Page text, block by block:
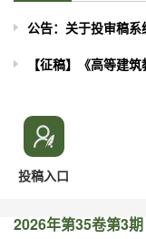
公告：关于投审稿
【征稿】《高等建
投稿入口
2026年第35卷第3期